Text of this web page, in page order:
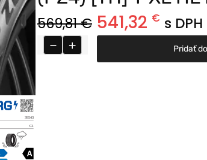
569,81€ 541,32 € s DPH
− + Pridať